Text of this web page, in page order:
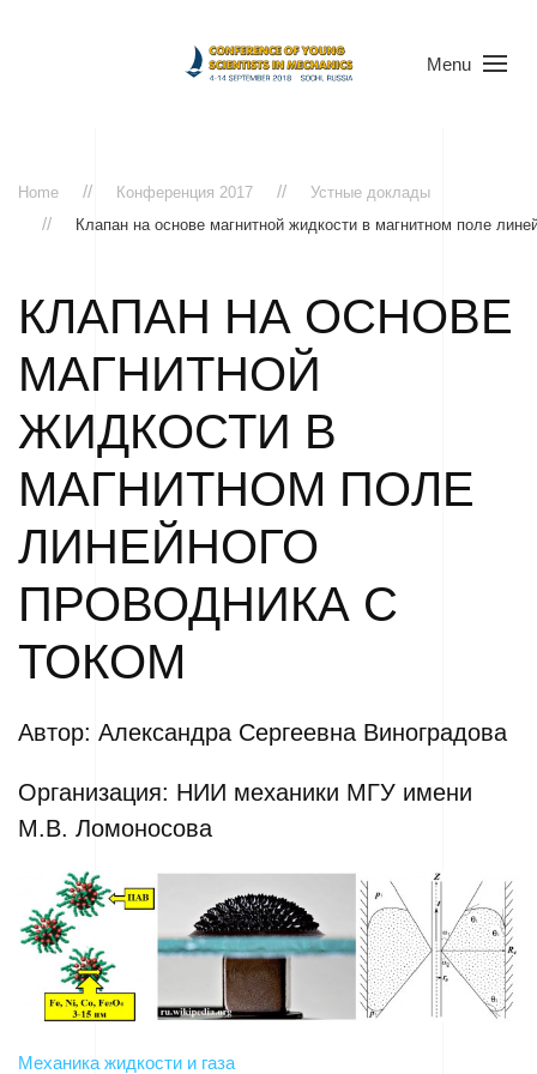
Menu
Home Конференция 2017
Устные доклады
Клапан на основе магнитной жидкости в магнитном поле
КЛАПАН НА ОСНОВЕ
МАГНИТНОЙ
ЖИДКОСТИ В
МАГНИТНОМ ПОЛЕ
ЛИНЕЙНОГО
ПРОВОДНИКА С
ТОКОМ
Автор: Александра Сергеевна Виноградова
Организация: НИИ механики МГУ имени
М.В. Ломоносова
Механика жидкости и газа